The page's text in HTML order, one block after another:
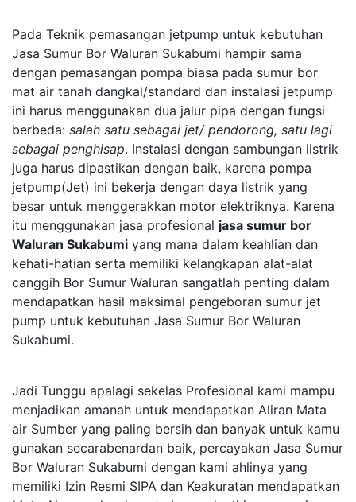
Pada Teknik pemasangan jetpump untuk kebutuhan
Jasa Sumur Bor Waluran Sukabumi hampir sama
dengan pemasangan pompa biasa pada sumur bor
mat air tanah dangkal/standard dan instalasi jetpump
ini harus menggunakan dua jalur pipa dengan fungsi
berbeda: salah satu sebagai jet/ pendorong, satu lagi
sebagai penghisap. Instalasi dengan sambungan listrik
juga harus dipastikan dengan baik, karena pompa
jetpump(Jet) ini bekerja dengan daya listrik yang
besar untuk menggerakkan motor elektriknya. Karena
itu menggunakan jasa profesional jasa sumur bor
Waluran Sukabumi yang mana dalam keahlian dan
kehati-hatian serta memiliki kelangkapan alat-alat
canggih Bor Sumur Waluran sangatlah penting dalam
mendapatkan hasil maksimal pengeboran sumur jet
pump untuk kebutuhan Jasa Sumur Bor Waluran
Sukabumi.
Jadi Tunggu apalagi sekelas Profesional kami mampu
menjadikan amanah untuk mendapatkan Aliran Mata
air Sumber yang paling bersih dan banyak untuk kamu
gunakan secarabenardan baik, percayakan Jasa Sumur
Bor Waluran Sukabumi dengan kami ahlinya yang
memiliki Izin Resmi SIPA dan Keakuratan mendapatkan